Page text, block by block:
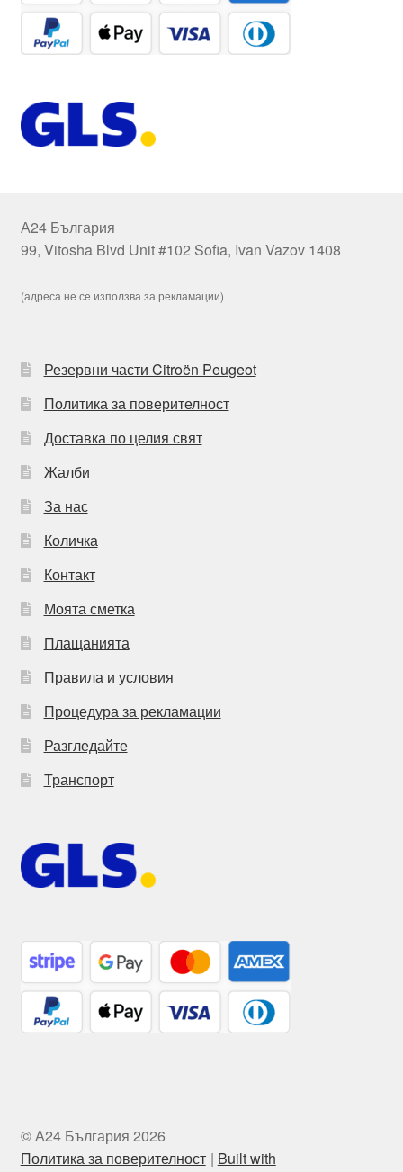
А24 България
99, Vitosha Blvd Unit #102 Sofia, Ivan Vazov 1408
(адреса не се използва за рекламации)
Резервни части Citroën Peugeot
Политика за поверителност
Доставка по целия свят
Жалби
За нас
Количка
Контакт
Моята сметка
Плащанията
Правила и условия
Процедура за рекламации
Разгледайте
Транспорт
© А24 България 2026
Политика за поверителност
Built with